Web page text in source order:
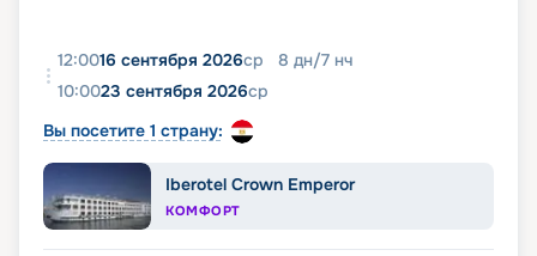
12:0016 сентября 2026ср 8 дн/7 нч
10:0023 сентября 2026ср
Вы посетите 1 страну:
Iberotel Crown Emperor
КОМФОРТ